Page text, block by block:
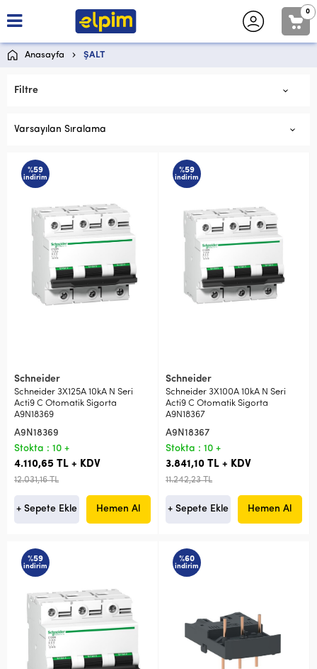
0
Anasayfa ŞALT
Filtre
Varsayılan Sıralama
%59
indirim
Schneider
Schneider 3X125A 10kA N Seri
Acti9 C Otomatik Sigorta
A9N18369
A9N18369
Stokta : 10 +
4.110,65 TL + KDV
12.031,16 TL
+ Sepete Ekle Hemen Al
%59
indirim
Schneider
Schneider 3X100A 10kA N Seri
Acti9 C Otomatik Sigorta
A9N18367
A9N18367
Stokta : 10 +
3.841,10 TL + KDV
11.242,23 TL
+ Sepete Ekle Hemen Al
%59
indirim
%60
indirim